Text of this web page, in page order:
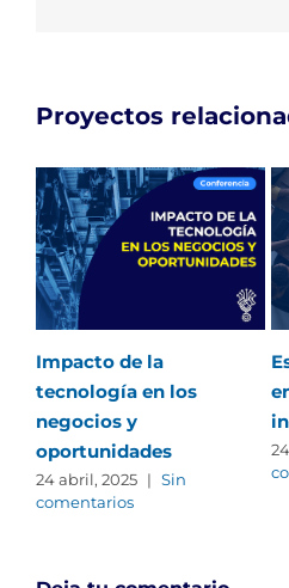
Proyectos
Impacto de la
tecnología en los
negocios y
oportunidades
24 abril, 2025 | Sin
comentarios